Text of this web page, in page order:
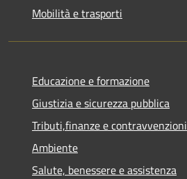
Mobilità e trasporti
Educazione e formazione
Giustizia e sicurezza pubblica
Tributi,finanze e contravvenzioni
Ambiente
Salute, benessere e assistenza